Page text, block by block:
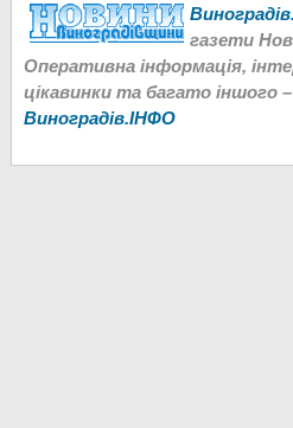
газети
Оперативна інформація,
цікавинки та багато іншого
Виноградів.ІНФО